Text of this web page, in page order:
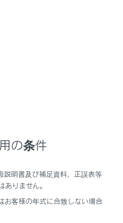
録する
加する
の条件
説明書及び補足資料、正誤表等
りません。
お客様の年式に合致しない場合